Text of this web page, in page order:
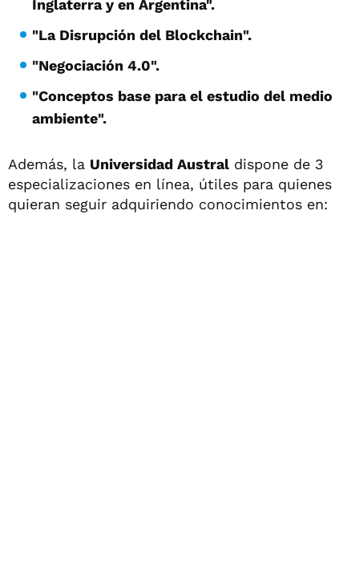
Inglaterra y en Argentina".
"La Disrupción del Blockchain".
"Negociación 4.0".
"Conceptos base para el estudio del medio
ambiente".
Además, la Universidad Austral dispone de 3
especializaciones en línea, útiles para quienes
quieran seguir adquiriendo conocimientos en: